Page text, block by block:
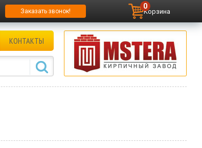
Заказать звонок! Корзина
0
КОНТАКТЫ